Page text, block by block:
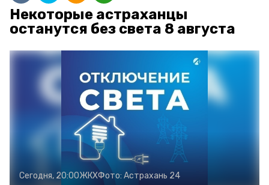
Некоторые астраханцы
останутся без света 8 августа
Сегодня, 20:00ЖКХФото: Астрахань 24